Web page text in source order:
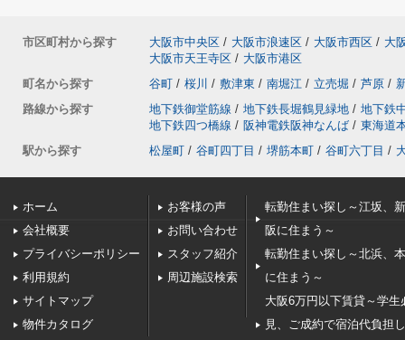
市区町村から探す 大阪市中央区 / 大阪市浪速区 / 大阪市西区 / 大
大阪市天王寺区 / 大阪市港区
町名から探す
谷町 / 桜川 / 敷津東 / 南堀江 / 立売堀 / 芦原 /
路線から探す
地下鉄御堂筋線 / 地下鉄長堀鶴見緑地 / 地下鉄
地下鉄四つ橋線 / 阪神電鉄阪神なんば / 東海道
駅から探す
松屋町 / 谷町四丁目 / 堺筋本町 / 谷町六丁目 /
ホーム
会社概要
プライバシーポリシー
利用規約
サイトマップ
物件カタログ
お客様の声
お問い合わせ
スタッフ紹介
周辺施設検索
転勤住まい探し～江坂、
阪に住まう～
転勤住まい探し～北浜、
に住まう～
大阪6万円以下賃貸～学生
見、ご成約で宿泊代負担